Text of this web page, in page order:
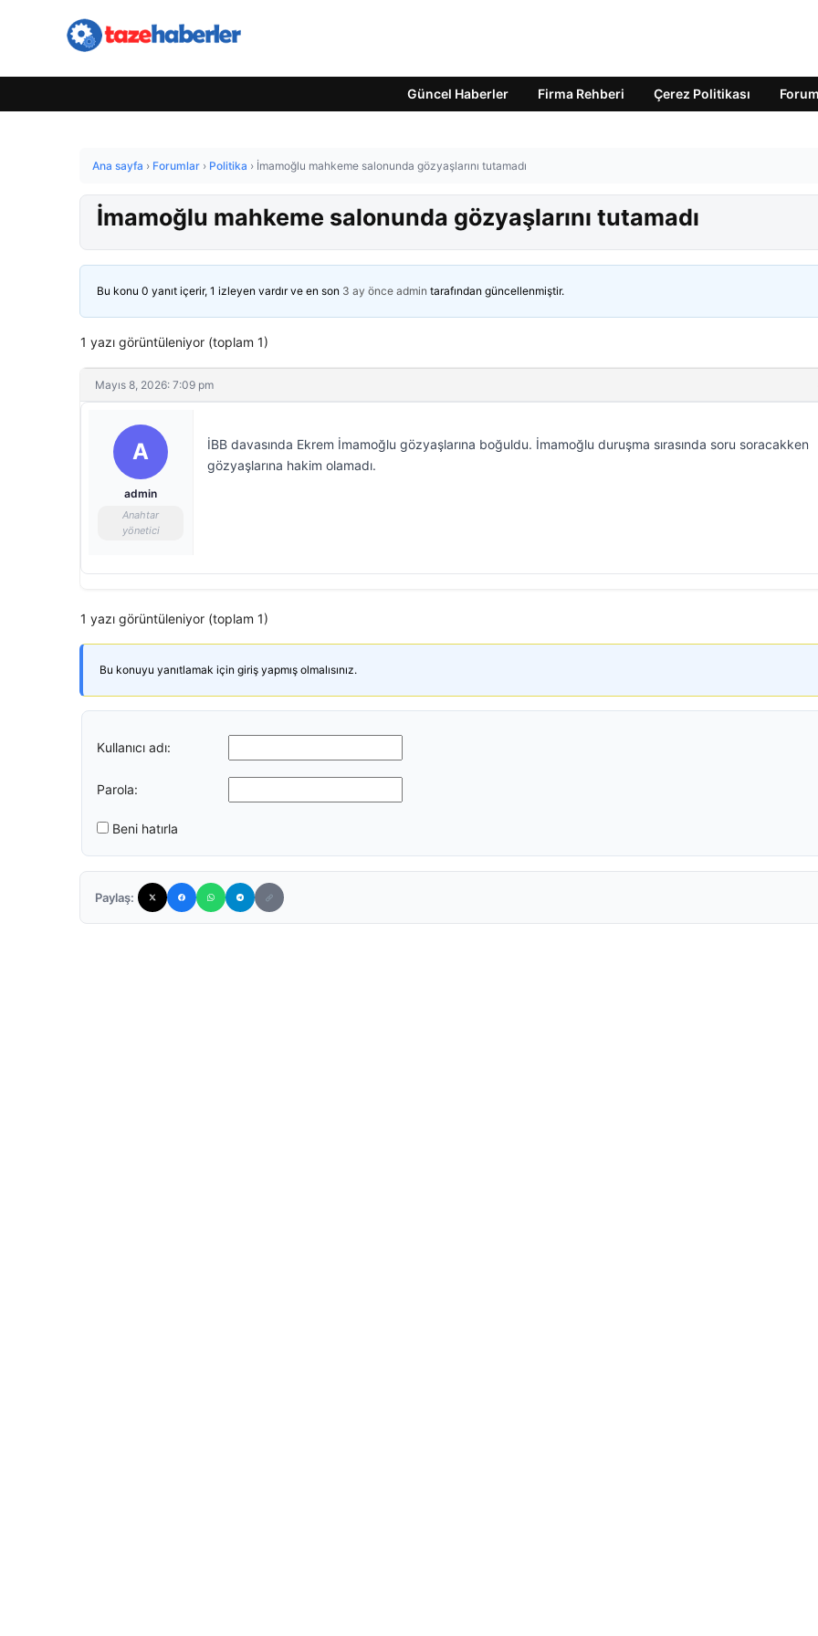
Güncel Haberler Firma Rehberi Çerez Politikası Forum
Ana sayfa › Forumlar › Politika › İmamoğlu mahkeme salonunda gözyaşlarını tutamadı
İmamoğlu mahkeme salonunda gözyaşlarını tutamadı
Bu konu 0 yanıt içerir, 1 izleyen vardır ve en son 3 ay önce admin tarafından güncellenmiştir.
1 yazı görüntüleniyor (toplam 1)
Mayıs 8, 2026: 7:09 pm
A
admin
Anahtar
yönetici
İBB davasında Ekrem İmamoğlu gözyaşlarına boğuldu. İmamoğlu duruşma sırasında soru soracakken
gözyaşlarına hakim olamadı.
1 yazı görüntüleniyor (toplam 1)
Bu konuyu yanıtlamak için giriş yapmış olmalısınız.
Kullanıcı adı:
Parola:
Beni hatırla
Paylaş: